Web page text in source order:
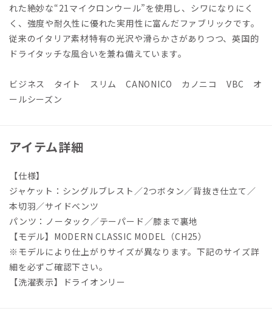
れた絶妙な“21マイクロンウール”を使用し、シワになりにく
く、強度や耐久性に優れた実用性に富んだファブリックです。
従来のイタリア素材特有の光沢や滑らかさがありつつ、英国的
ドライタッチな風合いを兼ね備えています。
ビジネス タイト スリム CANONICO カノニコ VBC オ
ールシーズン
アイテム詳細
【仕様】
ジャケット：シングルブレスト／2つボタン／背抜き仕立て／
本切羽／サイドベンツ
パンツ：ノータック／テーパード／膝まで裏地
【モデル】MODERN CLASSIC MODEL（CH25）
※モデルにより仕上がりサイズが異なります。下記のサイズ詳
細を必ずご確認下さい。
【洗濯表示】ドライオンリー